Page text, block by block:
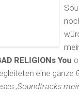
RELIGIONs You
eine ganze
‚Soundtracks